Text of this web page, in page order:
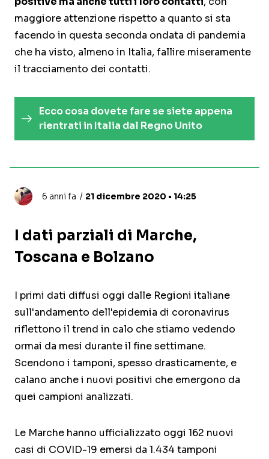
maggiore attenzione rispetto a quanto si sta
facendo in questa seconda ondata di pandemia
che ha visto, almeno in Italia, fallire miseramente
il tracciamento dei contatti.
Ecco cosa dovete fare se siete appena
rientrati in Italia dal Regno Unito
6 anni fa 21 dicembre 2020 • 14:25
I dati parziali di Marche,
Toscana e Bolzano
I primi dati diffusi oggi dalle Regioni italiane
sull'andamento dell'epidemia di coronavirus
riflettono il trend in calo che stiamo vedendo
ormai da mesi durante il fine settimane.
Scendono i tamponi, spesso drasticamente, e
calano anche i nuovi positivi che emergono da
quei campioni analizzati.
Le Marche hanno ufficializzato oggi 162 nuovi
casi di COVID-19 emersi da 1.434 tamponi